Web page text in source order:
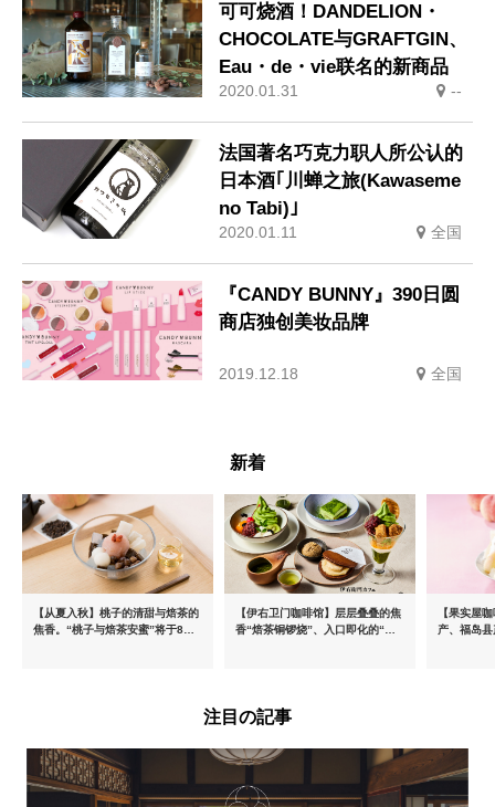
可可烧酒！DANDELION・
CHOCOLATE与GRAFTGIN、
Eau・de・vie联名的新商品
2020.01.31 --
法国著名巧克力职人所公认的
日本酒｢川蝉之旅(Kawaseme
no Tabi)｣
2020.01.11 全国
『CANDY BUNNY』390日圆
商店独创美妆品牌
2019.12.18 全国
新着
【从夏入秋】桃子的清甜与焙茶的
焦香。“桃子与焙茶安蜜”将于8月
【伊右卫门咖啡馆】层层叠叠的焦
香“焙茶铜锣烧”、入口即化的“宇
【果实屋
产、福岛
注目の記事